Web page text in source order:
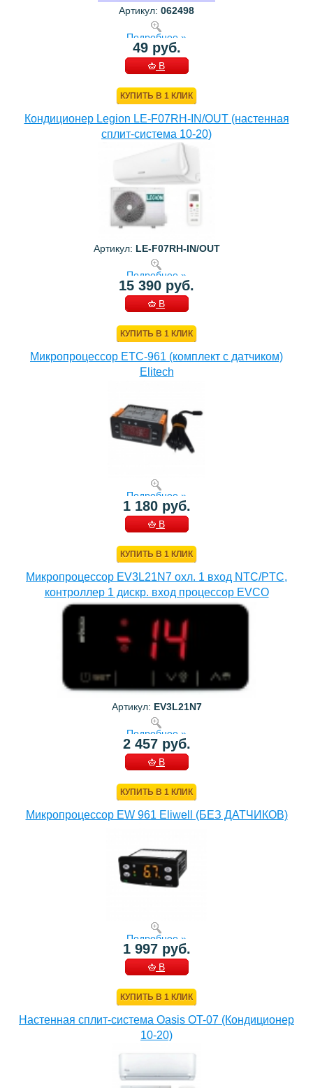
Артикул: 062498
Подробнее »
49 руб.
В
КУПИТЬ В 1 КЛИК
Кондиционер Legion LE-F07RH-IN/OUT (настенная
сплит-система 10-20)
Артикул: LE-F07RH-IN/OUT
Подробнее »
15 390 руб.
В
КУПИТЬ В 1 КЛИК
Микропроцессор ETC-961 (комплект c датчиком)
Elitech
Подробнее »
1 180 руб.
В
КУПИТЬ В 1 КЛИК
Микропроцессор EV3L21N7 охл. 1 вход NTC/PTC,
контроллер 1 дискр. вход процессор EVCO
Артикул: EV3L21N7
Подробнее »
2 457 руб.
В
КУПИТЬ В 1 КЛИК
Микропроцессор EW 961 Eliwell (БЕЗ ДАТЧИКОВ)
Подробнее »
1 997 руб.
В
КУПИТЬ В 1 КЛИК
Настенная сплит-система Oasis OT-07 (Кондиционер
10-20)